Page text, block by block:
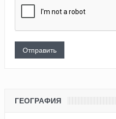
ГЕОГРАФИЯ